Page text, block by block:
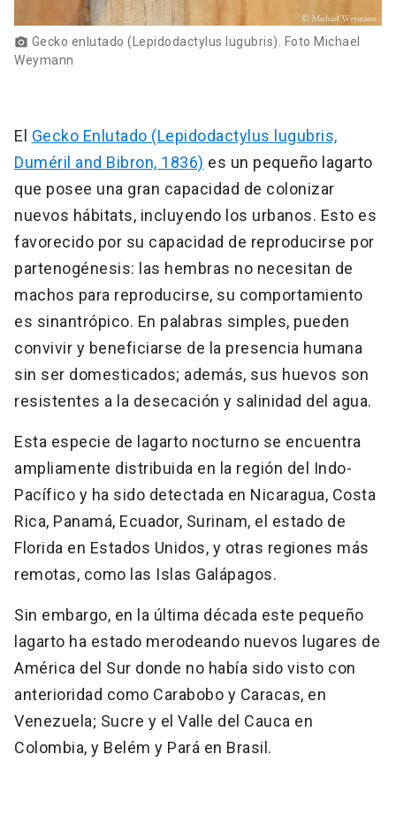
photo_camera Gecko enlutado (Lepidodactylus lugubris). Foto Michael
Weymann
El Gecko Enlutado (Lepidodactylus lugubris,
Duméril and Bibron, 1836) es un pequeño lagarto
que posee una gran capacidad de colonizar
nuevos hábitats, incluyendo los urbanos. Esto es
favorecido por su capacidad de reproducirse por
partenogénesis: las hembras no necesitan de
machos para reproducirse, su comportamiento
es sinantrópico. En palabras simples, pueden
convivir y beneficiarse de la presencia humana
sin ser domesticados; además, sus huevos son
resistentes a la desecación y salinidad del agua.
Esta especie de lagarto nocturno se encuentra
ampliamente distribuida en la región del Indo-
Pacífico y ha sido detectada en Nicaragua, Costa
Rica, Panamá, Ecuador, Surinam, el estado de
Florida en Estados Unidos, y otras regiones más
remotas, como las Islas Galápagos.
Sin embargo, en la última década este pequeño
lagarto ha estado merodeando nuevos lugares de
América del Sur donde no había sido visto con
anterioridad como Carabobo y Caracas, en
Venezuela; Sucre y el Valle del Cauca en
Colombia, y Belém y Pará en Brasil.